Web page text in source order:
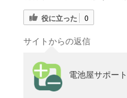
役に立った 0
サイトからの返信
電池屋サポート